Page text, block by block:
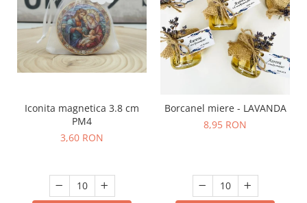
Iconita magnetica 3.8 cm
PM4
3,60 RON
Borcanel miere - LAVANDA
8,95 RON